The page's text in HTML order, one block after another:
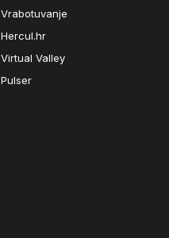
Vrabotuvanje
Hercul.hr
Virtual Valley
Pulser